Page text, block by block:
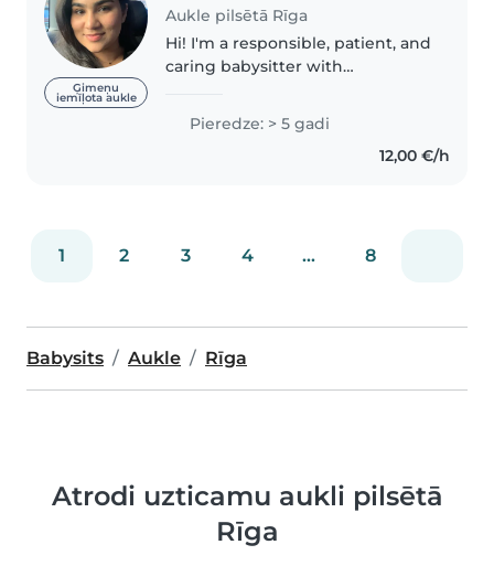
Ģimeņu
iemīļota aukle
Aukle pilsētā Rīga
Hi! I'm a responsible, patient, and
caring babysitter with
children of all ages, from
newborns to teenagers. I've
Pieredze: > 5 gadi
12,00 €/h
1 2 3 4 ... 8
Babysits Aukle Rīga
Atrodi uzticamu aukli pilsētā
Rīga